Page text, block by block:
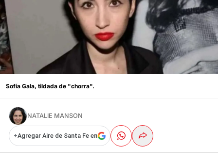
Sofía Gala, tildada de "chorra".
NATALIE MANSON
+Agregar Aire de Santa Fe en